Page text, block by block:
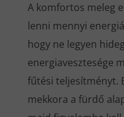
A komfortos meleg
lenni mennyi
hogy ne legyen
energiavesztesége
fűtési teljesítményt.
mekkora a fürdő